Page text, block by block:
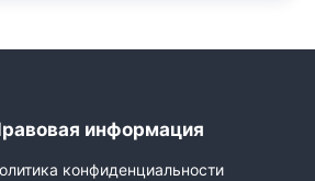
информация
конфиденциальности